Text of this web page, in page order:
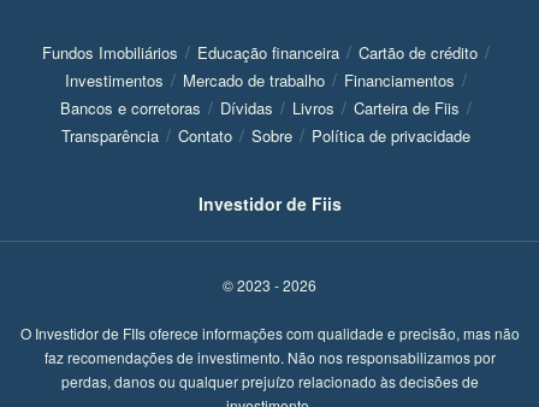
Fundos Imobiliários Educação financeira
Cartão de crédito
Investimentos
Mercado de trabalho
Financiamentos
Bancos e corretoras
Dívidas Livros
Carteira de Fiis
Transparência
Contato Sobre Política de privacidade
Investidor de Fiis
© 2023 - 2026
O Investidor de FIIs oferece informações com qualidade e precisão, mas não
faz recomendações de investimento. Não nos responsabilizamos por
perdas, danos ou qualquer prejuízo relacionado às decisões de